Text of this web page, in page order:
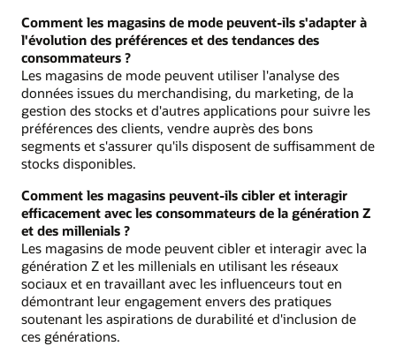
Comment les magasins de mode peuvent-ils s'adapter à
l'évolution des préférences et des tendances des
consommateurs ?
Les magasins de mode peuvent utiliser l'analyse des
données issues du merchandising, du marketing, de la
gestion des stocks et d'autres applications pour suivre les
préférences des clients, vendre auprès des bons
segments et s'assurer qu'ils disposent de suffisamment de
stocks disponibles.
Comment les magasins peuvent-ils cibler et interagir
efficacement avec les consommateurs de la génération Z
et des millenials ?
Les magasins de mode peuvent cibler et interagir avec la
génération Z et les millenials en utilisant les réseaux
sociaux et en travaillant avec les influenceurs tout en
démontrant leur engagement envers des pratiques
soutenant les aspirations de durabilité et d'inclusion de
ces générations.